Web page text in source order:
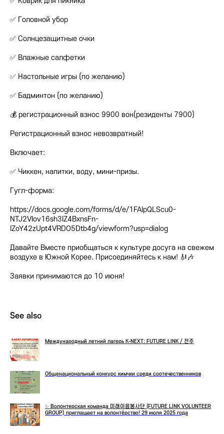
✅ Головной убор
✅ Солнцезащитные очки
✅ Влажные салфетки
✅ Настольные игры (по желанию)
✅ Бадминтон (по желанию)
💰 регистрационный взнос 9900 вон(резиденты 7900)
Регистрационный взнос невозвратный!
Включает:
✅ Чиккен, напитки, воду, мини-призы.
Гугл-форма:
https://docs.google.com/forms/d/e/1FAIpQLScu0-
NTJ2VIov16sh3IZ4BxnsFn-
IZoY42zUpt4VRDO5Dtb4g/viewform?usp=dialog
Давайте Вместе приобщаться к культуре досуга на свежем
воздухе в Южной Корее. Присоединяйтесь к нам! 🎻🎶
Заявки принимаются до 10 июня!
See also
Международный летний лагерь K-NEXT: FUTURE LINK / 전주
Общенациональный конкурс кимчхи среди соотечественников
✨ Волонтерская команда 미래이음봉사단 (FUTURE LINK VOLUNTEER
GROUP) приглашает на волонтёрство! 29 июля 2025 года